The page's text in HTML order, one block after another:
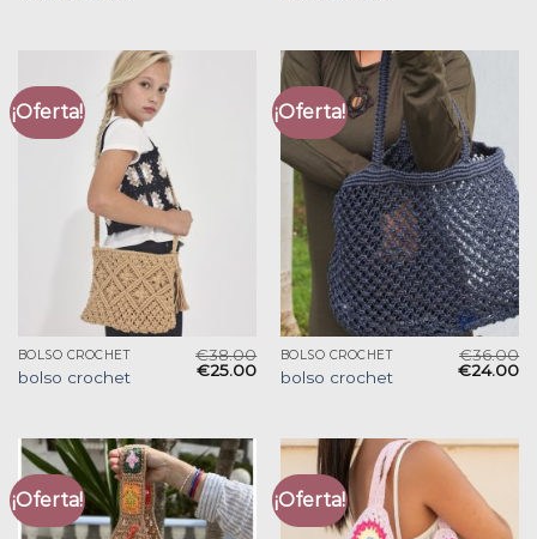
¡Oferta!
BOLSO CROCHET
bolso crochet
€38.00
€25.00
¡Oferta!
BOLSO CROCHET
bolso crochet
€36.00
€24.00
¡Oferta! ¡Oferta!